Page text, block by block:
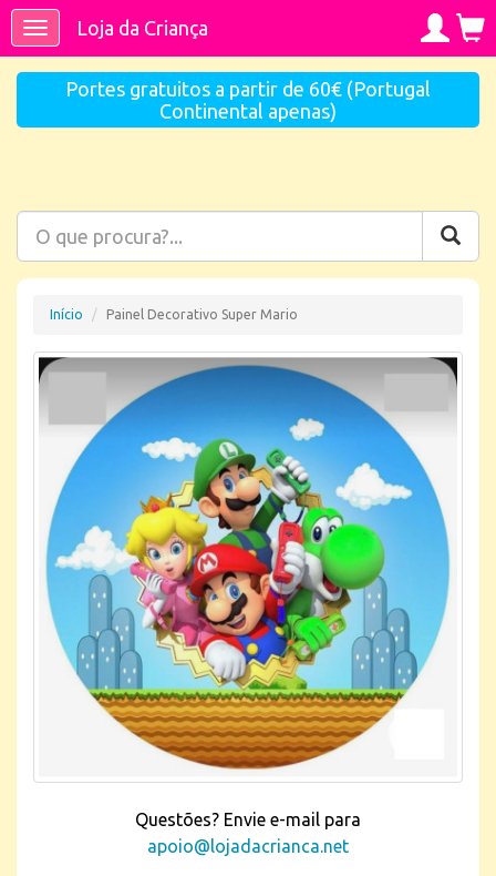
ToggleLoja da Criança
Portes gratuitos a partir de 60€ (Portugal
Continental apenas)
Início Painel Decorativo Super Mario
Questões? Envie e-mail para
apoio@lojadacrianca.net